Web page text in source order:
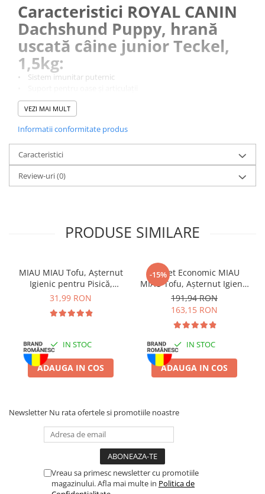
Caracteristici ROYAL CANIN
Dachshund Puppy, hrană
uscată câine junior Teckel,
1,5kg:
• Sistem imunitar puternic
• Sănătate digestivă
VEZI MAI MULT
Informatii conformitate produs
Caracteristici
Review-uri(0)
PRODUSE SIMILARE
MIAU MIAU Tofu, Așternut
Igienic pentru Pisică,
Lavandă, 6L
31,99 RON
IN STOC
ADAUGA IN COS
-15%
Pachet Economic MIAU
MIAU Tofu, Așternut Igienic
pentru Pisică, Lavandă,
6x6L
191,94 RON
163,15 RON
IN STOC
ADAUGA IN COS
Newsletter Nu rata ofertele si promotiile noastre
Vreau sa primesc newsletter cu promotiile
magazinului. Afla mai multe in Politica de